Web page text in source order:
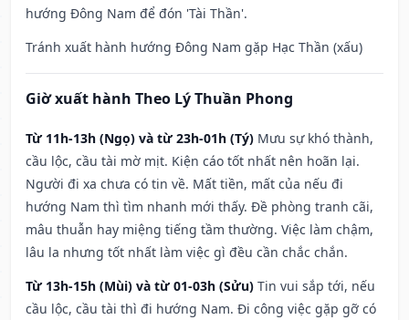
hướng Đông Nam để đón 'Tài Thần'.
Tránh xuất hành hướng Đông Nam gặp Hạc Thần (xấu)
Giờ xuất hành Theo Lý Thuần Phong
Từ 11h-13h (Ngọ) và từ 23h-01h (Tý) Mưu sự khó thành,
cầu lộc, cầu tài mờ mịt. Kiện cáo tốt nhất nên hoãn lại.
Người đi xa chưa có tin về. Mất tiền, mất của nếu đi
hướng Nam thì tìm nhanh mới thấy. Đề phòng tranh cãi,
mâu thuẫn hay miệng tiếng tầm thường. Việc làm chậm,
lâu la nhưng tốt nhất làm việc gì đều cần chắc chắn.
Từ 13h-15h (Mùi) và từ 01-03h (Sửu) Tin vui sắp tới, nếu
cầu lộc, cầu tài thì đi hướng Nam. Đi công việc gặp gỡ có